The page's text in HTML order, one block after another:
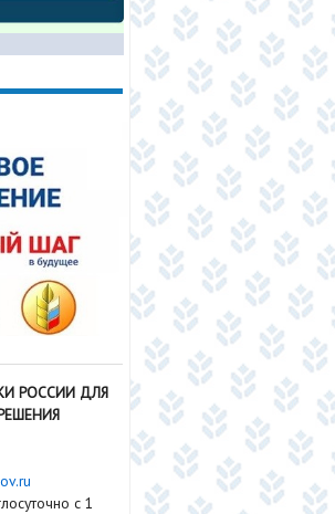
РОССИИ ДЛЯ
с 1